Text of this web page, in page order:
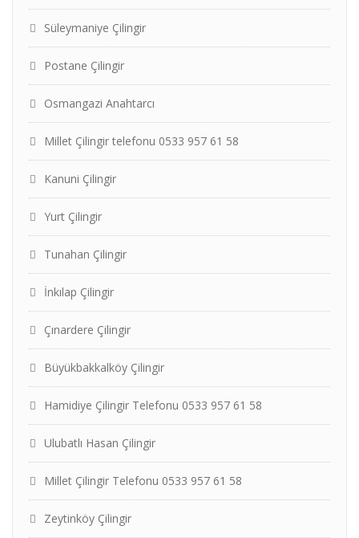
Süleymaniye Çilingir
Postane Çilingir
Osmangazi Anahtarcı
Millet Çilingir telefonu 0533 957 61 58
Kanuni Çilingir
Yurt Çilingir
Tunahan Çilingir
İnkılap Çilingir
Çınardere Çilingir
Büyükbakkalköy Çilingir
Hamidiye Çilingir Telefonu 0533 957 61 58
Ulubatlı Hasan Çilingir
Millet Çilingir Telefonu 0533 957 61 58
Zeytinköy Çilingir